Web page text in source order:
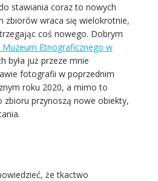
stawiania coraz to nowych
zbiorów wraca się wielokrotnie,
coś nowego. Dobrym
Muzeum Etnograficznego w
była już przeze mnie
fotografii w poprzednim
roku 2020, a mimo to
zbioru przynoszą nowe obiekty,
że tkactwo